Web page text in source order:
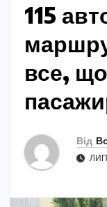
115
все,
Від
ЛИП